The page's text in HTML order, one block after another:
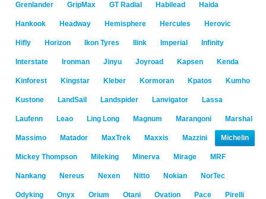
Grenlander GripMax GT Radial Habilead Haida
Hankook Headway Hemisphere Hercules Herovic
Hifly Horizon Ikon Tyres Ilink Imperial Infinity
Interstate Ironman Jinyu Joyroad Kapsen Kenda
Kinforest Kingstar Kleber Kormoran Kpatos Kumho
Kustone LandSail Landspider Lanvigator Lassa
Laufenn Leao Ling Long Magnum Marangoni Marshal
Massimo Matador MaxTrek Maxxis Mazzini Michelin
Mickey Thompson Mileking Minerva Mirage MRF
Nankang Nereus Nexen Nitto Nokian NorTec
Odyking Onyx Orium Otani Ovation Pace Pirelli